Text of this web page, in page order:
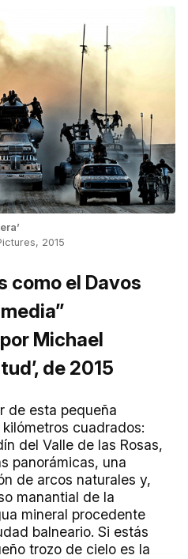
2015
como el Davos
Michael
de 2015
de esta pequeña
cuadrados:
del Valle de las Rosas,
panorámicas, una
de arcos naturales y,
manantial de la
mineral procedente
balneario. Si estás
trozo de cielo es la